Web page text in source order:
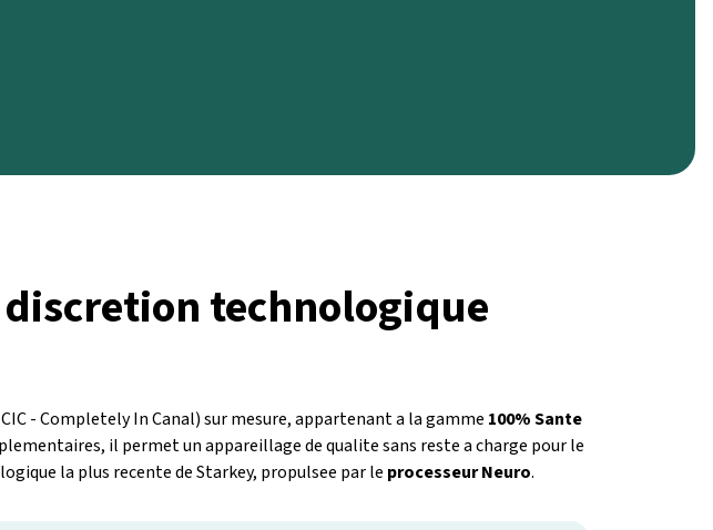
discretion technologique
- Completely In Canal) sur mesure, appartenant a la gamme 100% Sante
il permet un appareillage de qualite sans reste a charge pour le
la plus recente de Starkey, propulsee par le processeur Neuro.